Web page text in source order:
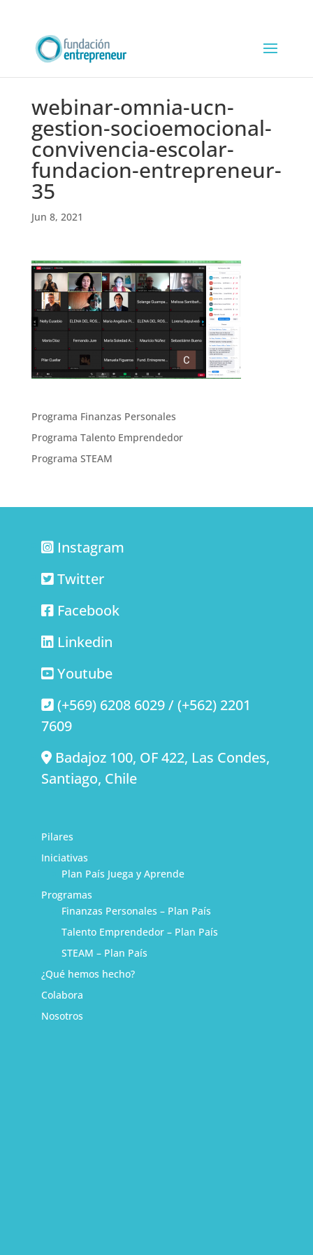
webinar-omnia-ucn-
gestion-socioemocional-
convivencia-escolar-
fundacion-entrepreneur-
35
Jun 8, 2021
Programa Finanzas Personales
Programa Talento Emprendedor
Programa STEAM
Instagram
Twitter
Facebook
Linkedin
Youtube
(+569) 6208 6029 / (+562) 2201
7609
Badajoz 100, OF 422, Las Condes,
Santiago, Chile
Pilares
Iniciativas
Plan País Juega y Aprende
Programas
Finanzas Personales – Plan País
Talento Emprendedor – Plan País
STEAM – Plan País
¿Qué hemos hecho?
Colabora
Nosotros